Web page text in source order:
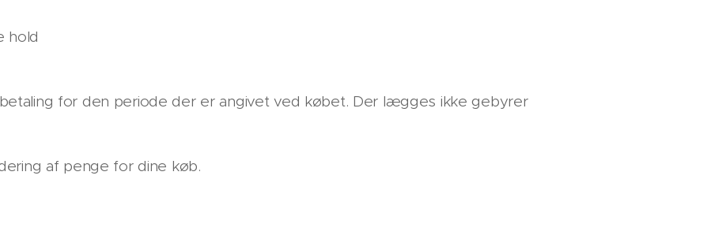
hold
for den periode der er angivet ved købet. Der lægges ikke gebyrer
af penge for dine køb.